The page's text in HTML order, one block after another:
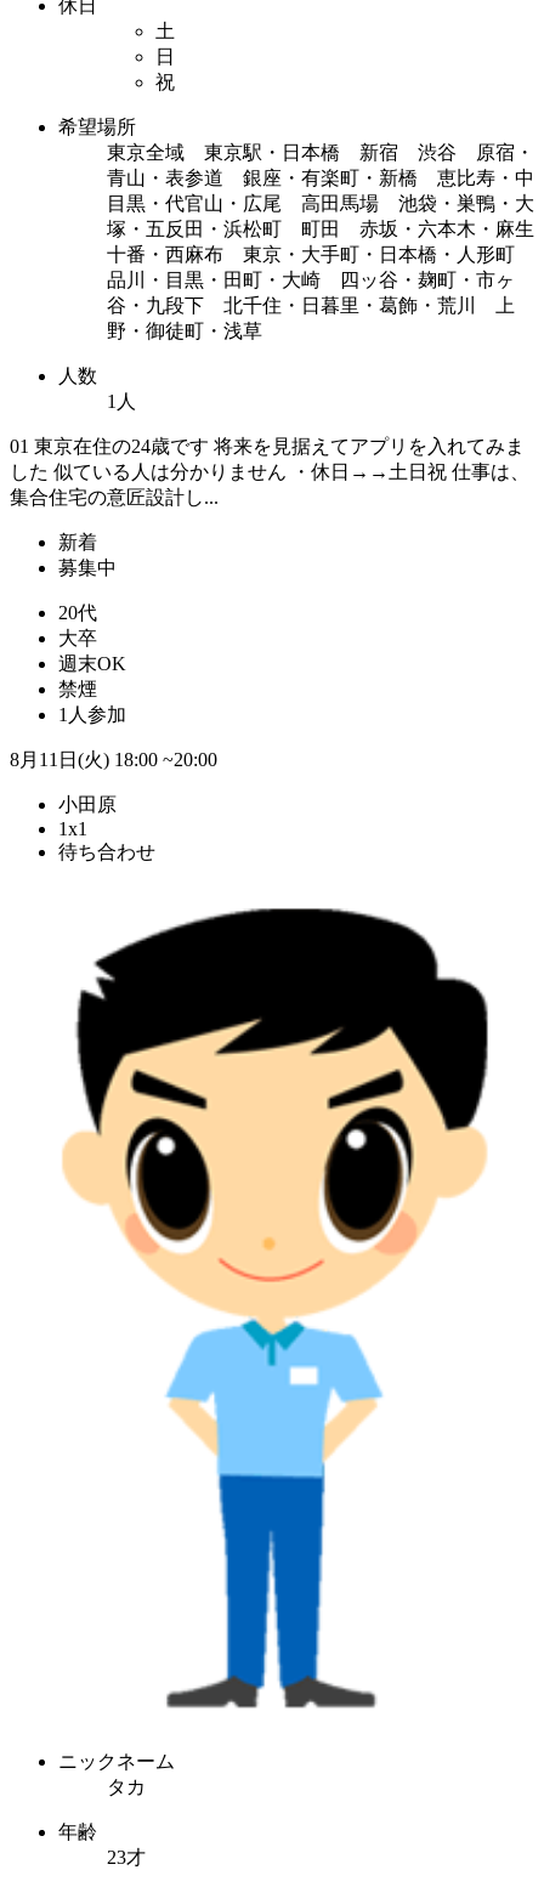
休日
土
日
祝
希望場所
東京全域 東京駅・日本橋 新宿 渋谷 原宿・
青山・表参道 銀座・有楽町・新橋 恵比寿・中
目黒・代官山・広尾 高田馬場 池袋・巣鴨・大
塚・五反田・浜松町 町田 赤坂・六本木・麻生
十番・西麻布 東京・大手町・日本橋・人形町
品川・目黒・田町・大崎 四ッ谷・麹町・市ヶ
谷・九段下 北千住・日暮里・葛飾・荒川 上
野・御徒町・浅草
人数
1人
01 東京在住の24歳です 将来を見据えてアプリを入れてみま
した 似ている人は分かりません ・休日→→土日祝 仕事は、
集合住宅の意匠設計し...
新着
募集中
20代
大卒
週末OK
禁煙
1人参加
8月11日(火) 18:00 ~20:00
小田原
1x1
待ち合わせ
ニックネーム
タカ
年齢
23才